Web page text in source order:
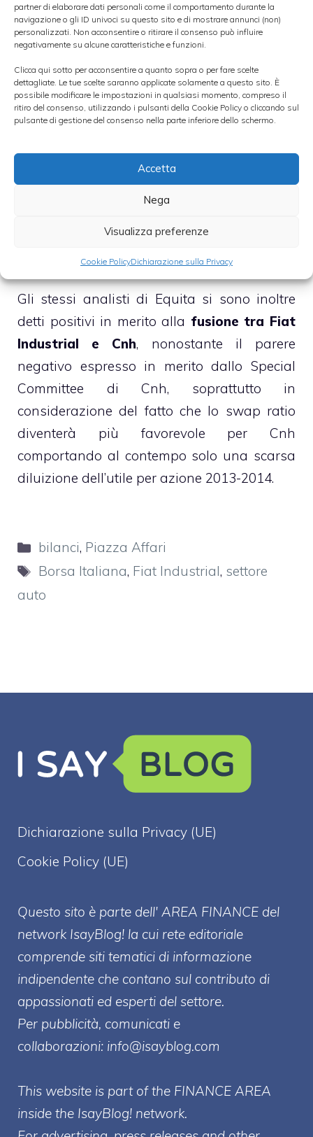
partner di elaborare dati personali come il comportamento durante la
navigazione o gli ID univoci su questo sito e di mostrare annunci (non)
personalizzati. Non acconsentire o ritirare il consenso può influire
negativamente su alcune caratteristiche e funzioni.
Clicca qui sotto per acconsentire a quanto sopra o per fare scelte
dettagliate. Le tue scelte saranno applicate solamente a questo sito. È
possibile modificare le impostazioni in qualsiasi momento, compreso il
ritiro del consenso, utilizzando i pulsanti della Cookie Policy o cliccando sul
pulsante di gestione del consenso nella parte inferiore dello schermo.
Accetta
Nega
Visualizza preferenze
Cookie PolicyDichiarazione sulla Privacy
hanno confermato sul titolo rating “neutral”
e un prezzo obiettivo a 8,60 euro. Gli analisti
di
guidance 2012 verrà rispettata, hanno
limato il target price di Fiat Industrial dell’1%
a 9,8 euro in quanto ritengono che la siccità
di Cnh. Al contempo, tuttavia, è stato
confermato rating “buy” alla luce deimultipli
, del cagr dell’eps 2012-2013 del
+33% e delpotenziale upside
dalla semplificazione del gruppo.
Gli stessi analisti di Equita si sono inoltre
detti positivi in merito alla fusione tra Fiat
Industrial e Cnh, nonostante il parere
negativo espresso in merito dallo Special
Committee di Cnh, soprattutto in
considerazione del fatto che lo swap ratio
diventerà più favorevole per Cnh
comportando al contempo solo una scarsa
diluizione dell’utile per azione 2013-2014.
Categorie
bilanci, Piazza Affari
Tag
Borsa Italiana, Fiat Industrial, settore
auto
Dichiarazione sulla Privacy (UE)
Cookie Policy (UE)
Questo sito è parte dell' AREA FINANCE del
network IsayBlog! la cui rete editoriale
comprende siti tematici di informazione
indipendente che contano sul contributo di
appassionati ed esperti del settore.
Per pubblicità, comunicati e
collaborazioni: info@isayblog.com
This website is part of the FINANCE AREA
inside the IsayBlog! network.